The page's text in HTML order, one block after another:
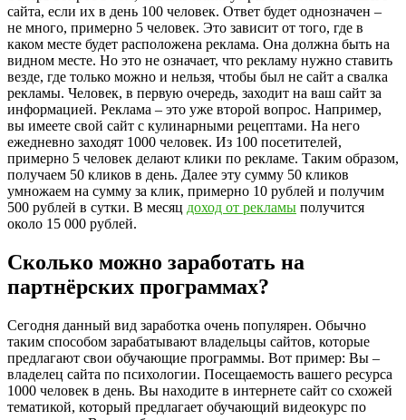
сайта, если их в день 100 человек. Ответ будет однозначен –
не много, примерно 5 человек. Это зависит от того, где в
каком месте будет расположена реклама. Она должна быть на
видном месте. Но это не означает, что рекламу нужно ставить
везде, где только можно и нельзя, чтобы был не сайт а свалка
рекламы. Человек, в первую очередь, заходит на ваш сайт за
информацией. Реклама – это уже второй вопрос. Например,
вы имеете свой сайт с кулинарными рецептами. На него
ежедневно заходят 1000 человек. Из 100 посетителей,
примерно 5 человек делают клики по рекламе. Таким образом,
получаем 50 кликов в день. Далее эту сумму 50 кликов
умножаем на сумму за клик, примерно 10 рублей и получим
500 рублей в сутки. В месяц доход от рекламы получится
около 15 000 рублей.
Сколько можно заработать на
партнёрских программах?
Сегодня данный вид заработка очень популярен. Обычно
таким способом зарабатывают владельцы сайтов, которые
предлагают свои обучающие программы. Вот пример: Вы –
владелец сайта по психологии. Посещаемость вашего ресурса
1000 человек в день. Вы находите в интернете сайт со схожей
тематикой, который предлагает обучающий видеокурс по